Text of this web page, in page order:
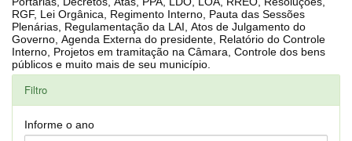
RGF, Lei Orgânica, Regimento Interno, Pauta das Sessões
Plenárias, Regulamentação da LAI, Atos de Julgamento do
Governo, Agenda Externa do presidente, Relatório do Controle
Interno, Projetos em tramitação na Câmara, Controle dos bens
públicos e muito mais de seu município.
Filtro
Informe o ano